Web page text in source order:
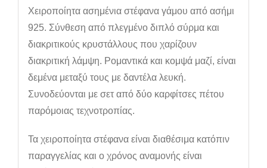
Χειροποίητα ασημένια στέφανα γάμου από ασήμι
925. Σύνθεση από πλεγμένο διπλό σύρμα και
διακριτικούς κρυστάλλους που χαρίζουν
διακριτική λάμψη. Ρομαντικά και κομψά μαζί, είναι
δεμένα μεταξύ τους με δαντέλα λευκή.
Συνοδεύονται με σετ από δύο καρφίτσες πέτου
παρόμοιας τεχνοτροπίας.
Τα χειροποίητα στέφανα είναι διαθέσιμα κατόπιν
παραγγελίας και ο χρόνος αναμονής είναι